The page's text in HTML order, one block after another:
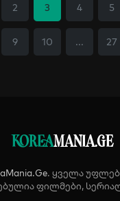
2 3 4 5
9 10 ... 27
KOREAMANIA.GE
. ყველა
ფილმები,